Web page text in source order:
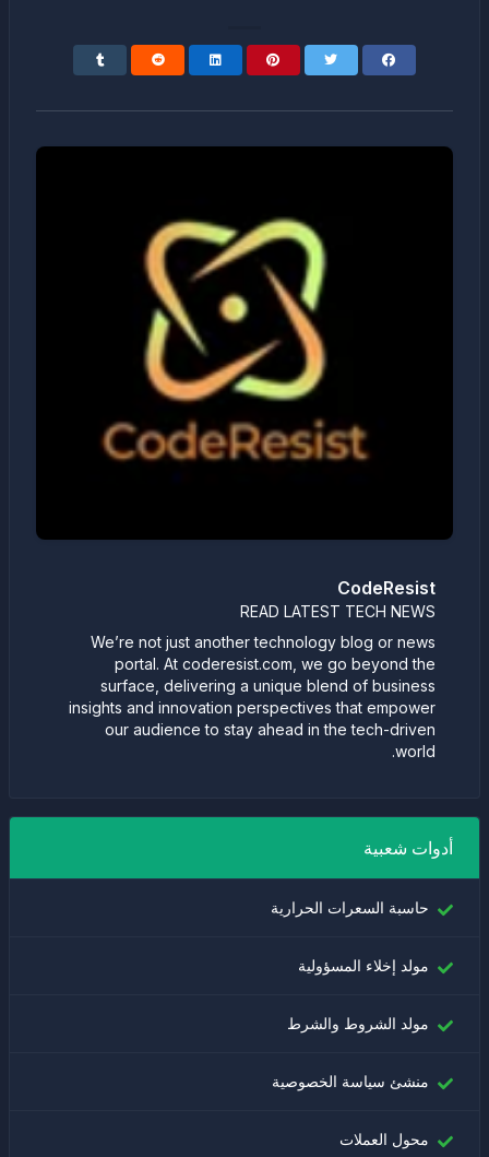
CodeResist
READ LATEST TECH NEWS
We’re not just another technology blog or news
portal. At coderesist.com, we go beyond the
surface, delivering a unique blend of business
insights and innovation perspectives that empower
our audience to stay ahead in the tech-driven
world.
أدوات شعبية
حاسبة السعرات الحرارية
مولد إخلاء المسؤولية
مولد الشروط والشرط
منشئ سياسة الخصوصية
محول العملات